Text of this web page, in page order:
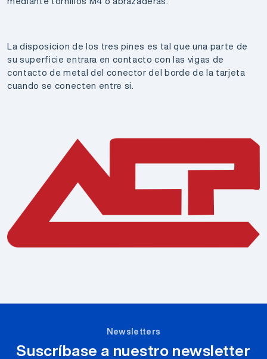
La disposicion de los tres pines es tal que una parte de
su superficie entrara en contacto con las vigas de
contacto de metal del conector del borde de la tarjeta
cuando se conecten entre si.
Newsletters
Suscríbase a nuestro newsletter